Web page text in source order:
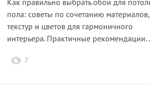
пола: советы по сочетанию материалов,
текстур и цветов для гармоничного
интерьера. Практичные
7